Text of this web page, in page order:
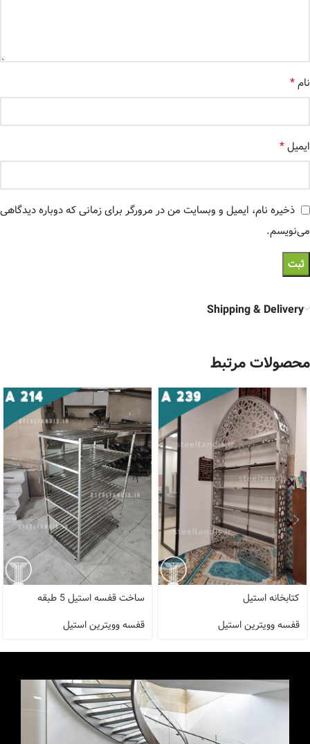
نام*
ایمیل*
ذخیره نام، ایمیل و وبسایت من در مرورگر برای زمانی که دوباره دیدگاهی
می‌نویسم.
Shipping & Delivery
محصولات مرتبط
کتابخانه استیل
قفسه وویترین استیل
ساخت قفسه استیل 5 طبقه
قفسه وویترین استیل